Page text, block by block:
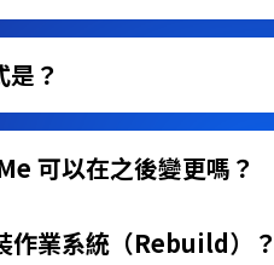
？
可以在之後變更嗎？
作業系統（Rebuild）？